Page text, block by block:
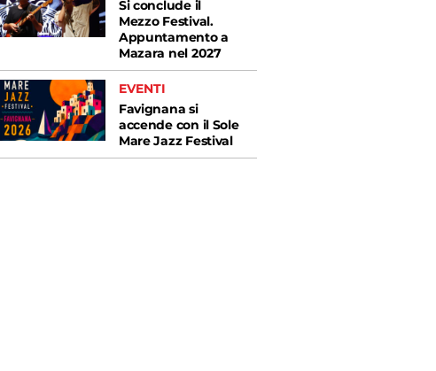
Si conclude il
Mezzo Festival.
Appuntamento a
Mazara nel 2027
EVENTI
Favignana si
accende con il Sole
Mare Jazz Festival